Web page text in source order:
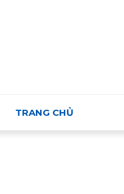
TRANG CHỦ